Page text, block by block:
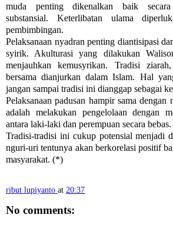
muda penting dikenalkan baik secara
substansial. Keterlibatan ulama
pembimbingan.
Pelaksanaan nyadran penting diantisipasi
syirik. Akulturasi yang dilakukan
menjauhkan kemusyrikan. Tradisi
bersama dianjurkan dalam Islam. Hal
jangan sampai tradisi ini dianggap sebagai
Pelaksanaan padusan hampir sama dengan
adalah melakukan pengelolaan dengan
antara laki-laki dan perempuan secara bebas.
Tradisi-tradisi ini cukup potensial menjadi
nguri-uri tentunya akan berkorelasi positif
masyarakat. (*)
ribut lupiyanto at 20:37
No comments: